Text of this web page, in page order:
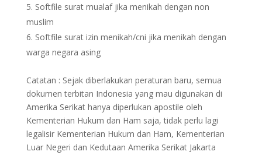
Softfile surat mualaf jika menikah dengan non
muslim
Softfile surat izin menikah/cni jika menikah dengan
warga negara asing
Catatan : Sejak diberlakukan peraturan baru, semua
dokumen terbitan Indonesia yang mau digunakan di
Amerika Serikat hanya diperlukan apostile oleh
Kementerian Hukum dan Ham saja, tidak perlu lagi
legalisir Kementerian Hukum dan Ham, Kementerian
Luar Negeri dan Kedutaan Amerika Serikat Jakarta